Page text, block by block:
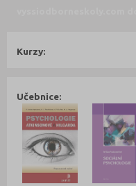
Kurzy:
Učebnice: